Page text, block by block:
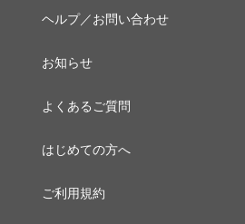
ヘルプ／お問い合わせ
お知らせ
よくあるご質問
はじめての方へ
ご利用規約